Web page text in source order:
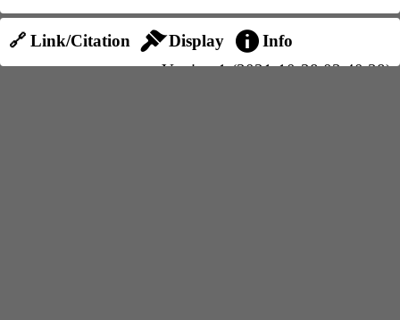
🔗 Link/Citation Display
Info
Version 1 (2021-10-28 03:40:38)